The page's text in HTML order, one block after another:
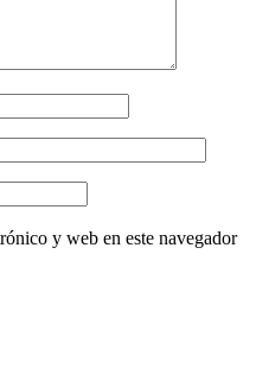
y web en este navegador